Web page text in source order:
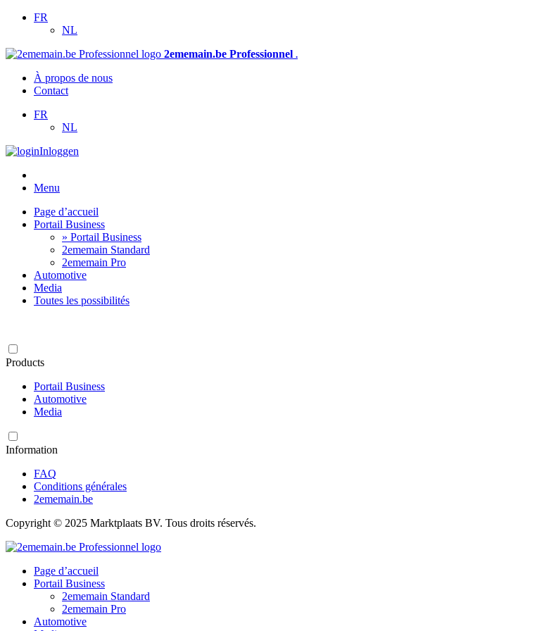
FR
NL
2ememain.be Professionnel .
À propos de nous
Contact
FR
NL
Inloggen
Menu
Page d’accueil
Portail Business
» Portail Business
2ememain Standard
2ememain Pro
Automotive
Media
Toutes les possibilités
Products
Portail Business
Automotive
Media
Information
FAQ
Conditions générales
2ememain.be
Copyright © 2025 Marktplaats BV. Tous droits réservés.
Page d’accueil
Portail Business
2ememain Standard
2ememain Pro
Automotive